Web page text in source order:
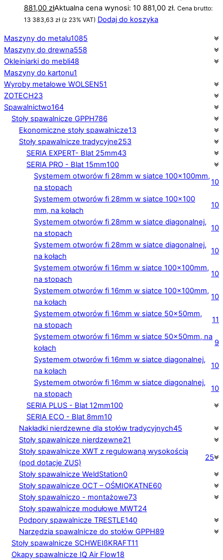
881,00 złAktualna cena wynosi: 10 881,00 zł. Cena brutto:
13 383,63 zł (z 23% VAT) Dodaj do koszyka
Maszyny do metalu1085
Maszyny do drewna558
Okleiniarki do mebli48
Maszyny do kartonu1
Wyroby metalowe WOLSEN51
ZOTECH23
Spawalnictwo164
Stoły spawalnicze GPPH786
Ekonomiczne stoły spawalnicze13
Stoły spawalnicze tradycyjne253
SERIA EXPERT- Blat 25mm43
SERIA PRO - Blat 15mm100
Systemem otworów fi 28mm w siatce 100×100mm,
na stopach
10
Systemem otworów fi 28mm w siatce 100×100
mm, na kołach
10
Systemem otworów fi 28mm w siatce diagonalnej,
na stopach
10
Systemem otworów fi 28mm w siatce diagonalnej,
na kołach
10
Systemem otworów fi 16mm w siatce 100×100mm,
na stopach
10
Systemem otworów fi 16mm w siatce 100×100mm,
na kołach
10
Systemem otworów fi 16mm w siatce 50×50mm,
na stopach
11
Systemem otworów fi 16mm w siatce 50×50mm, na
kołach
9
Systemem otworów fi 16mm w siatce diagonalnej,
na kołach
10
Systemem otworów fi 16mm w siatce diagonalnej,
na stopach
10
SERIA PLUS - Blat 12mm100
SERIA ECO - Blat 8mm10
Nakładki nierdzewne dla stołów tradycyjnych45
Stoły spawalnicze nierdzewne21
Stoły spawalnicze XWT z regulowaną wysokością
(pod dotacje ZUS)
25
Stoły spawalnicze WeldStation0
Stoły spawalnicze OCT – OŚMIOKĄTNE60
Stoły spawalniczo - montażowe73
Stoły spawalnicze modułowe MWT24
Podpory spawalnicze TRESTLE140
Narzędzia spawalnicze do stołów GPPH89
Stoły spawalnicze SCHWEIßKRAFT11
Okapy spawalnicze IQ Air Flow18